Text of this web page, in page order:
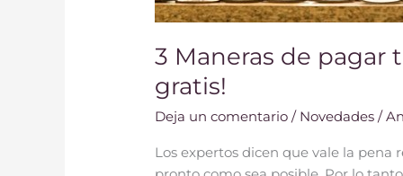
3 Maneras de pagar
gratis!
Deja un comentario / Novedades /
Los expertos dicen que vale la pena